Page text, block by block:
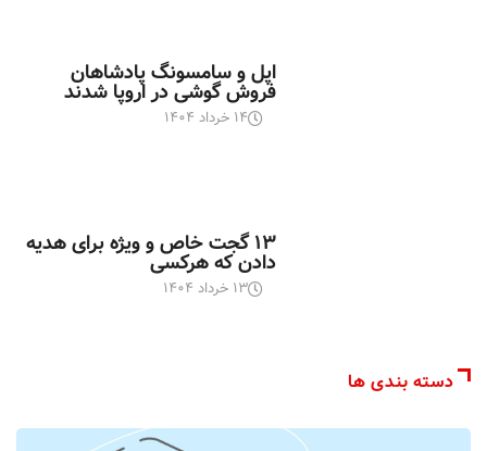
اپل و سامسونگ پادشاهان
فروش گوشی در اروپا شدند
۱۴ خرداد ۱۴۰۴
۱۳ گجت خاص و ویژه برای هدیه
دادن که هرکسی
۱۳ خرداد ۱۴۰۴
دسته بندی ها